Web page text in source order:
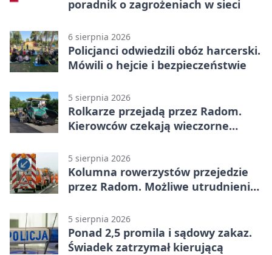
poradnik o zagrożeniach w sieci
6 sierpnia 2026
Policjanci odwiedzili obóz harcerski.
Mówili o hejcie i bezpieczeństwie
5 sierpnia 2026
Rolkarze przejadą przez Radom.
Kierowców czekają wieczorne
5 sierpnia 2026
Kolumna rowerzystów przejedzie
przez Radom. Możliwe utrudnienia
5 sierpnia 2026
Ponad 2,5 promila i sądowy zakaz.
Świadek zatrzymał kierującą